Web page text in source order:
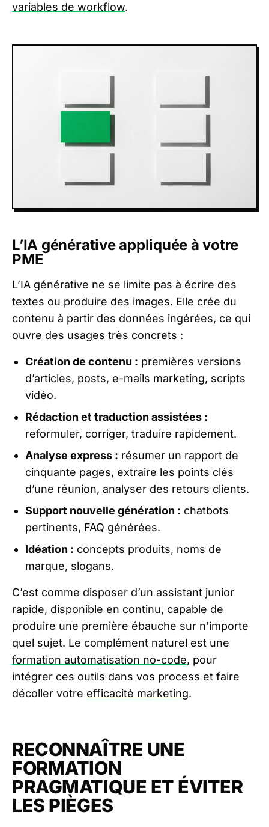
variables de workflow.
L’IA générative appliquée à votre
PME
L’IA générative ne se limite pas à écrire des
textes ou produire des images. Elle crée du
contenu à partir des données ingérées, ce qui
ouvre des usages très concrets :
Création de contenu : premières versions
d’articles, posts, e-mails marketing, scripts
vidéo.
Rédaction et traduction assistées :
reformuler, corriger, traduire rapidement.
Analyse express : résumer un rapport de
cinquante pages, extraire les points clés
d’une réunion, analyser des retours clients.
Support nouvelle génération : chatbots
pertinents, FAQ générées.
Idéation : concepts produits, noms de
marque, slogans.
C’est comme disposer d’un assistant junior
rapide, disponible en continu, capable de
produire une première ébauche sur n’importe
quel sujet. Le complément naturel est une
formation automatisation no-code, pour
intégrer ces outils dans vos process et faire
décoller votre efficacité marketing.
RECONNAÎTRE UNE
FORMATION
PRAGMATIQUE ET ÉVITER
LES PIÈGES